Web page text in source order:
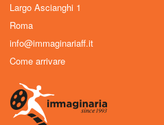
Largo Ascianghi 1
Roma
info@immaginariaff.it
Come arrivare